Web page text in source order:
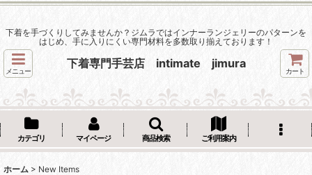
下着を手づくりしてみませんか？ジムラではインナーランジェリーのパターンを
はじめ、手に入りにくい専門材料を多数取り揃えております！
メニュー
下着専門手芸店 intimate jimura
カート
カテゴリ マイページ 商品検索 ご利用案内
ホーム > New Items